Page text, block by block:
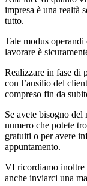
impresa è una realtà
tutto.
Tale modus
lavorare è
Realizzare in fase di
con l’ausilio del
compreso fin da
Se avete bisogno del
numero che potete
gratuiti o per avere
appuntamento.
VI ricordiamo inoltre
anche inviarci una